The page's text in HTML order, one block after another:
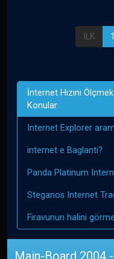
İLK 1
İnternet Hızını
Konular
Internet Explorer
internet e Baglanti?
Panda Platinum
Steganos Internet
Firavunun halini
Main-Board 2004